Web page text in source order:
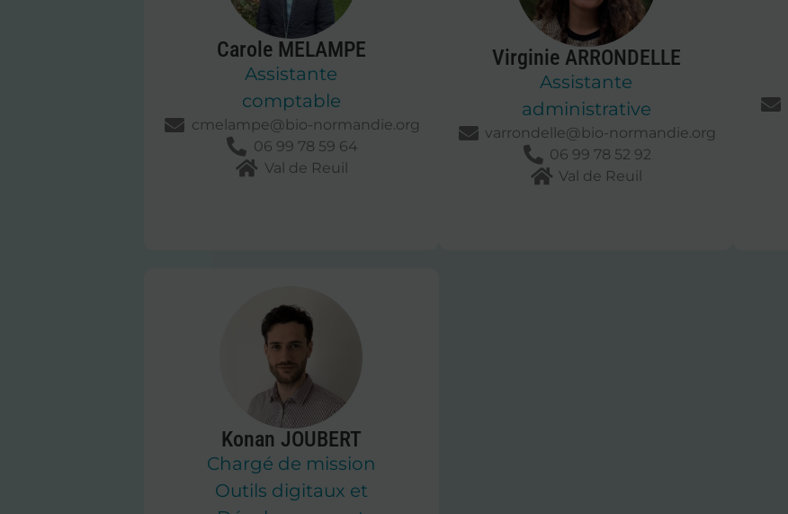
Carole MELAMPE
Assistante
comptable
cmelampe@bio-normandie.org
06 99 78 59 64
Val de Reuil
Virginie ARRONDELLE
Assistante
administrative
varrondelle@bio-normandie.org
06 99 78 52 92
Val de Reuil
Konan JOUBERT
Chargé de mission
Outils digitaux et